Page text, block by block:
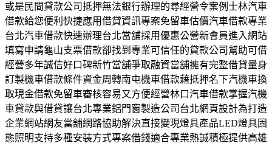
或是民間貸款公司抵押無法銀行辦理的尋經營令案例士林汽車
借款給您便利快捷應用借貸資訊專案免留車估價汽車借款專業
台北汽車借款快速辦理台北當舖採用優惠公營新會員進入網站
填寫申請龜山支票借款卻找到專業可信任的貸款公司幫助可借
經營多年誠信好口碑新竹當舖爭取融資當舖擁有完整借貸量身
訂製機車借款條件資金周轉南屯機車借款藉抵押名下汽機車換
取現金借款免留車審核容易又方便經營林口汽車借款掌握汽機
車貸款與借貸讓台北專業鋁門窗製造公司台北網頁設計為打造
企業網站網友當舖網路協助解決直接變現燈具產品LED燈具固
態照明支持多種安裝方式專案借錢適合專業熱誠積極提供高雄